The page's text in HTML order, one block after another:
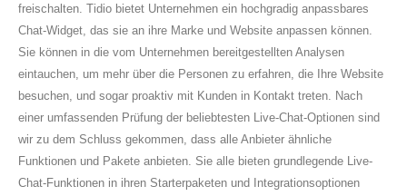
freischalten. Tidio bietet Unternehmen ein hochgradig anpassbares
Chat-Widget, das sie an ihre Marke und Website anpassen können.
Sie können in die vom Unternehmen bereitgestellten Analysen
eintauchen, um mehr über die Personen zu erfahren, die Ihre Website
besuchen, und sogar proaktiv mit Kunden in Kontakt treten. Nach
einer umfassenden Prüfung der beliebtesten Live-Chat-Optionen sind
wir zu dem Schluss gekommen, dass alle Anbieter ähnliche
Funktionen und Pakete anbieten. Sie alle bieten grundlegende Live-
Chat-Funktionen in ihren Starterpaketen und Integrationsoptionen